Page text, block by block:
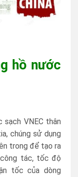
hồ nước
VNEC thân
chúng sử dụng
trong để tạo ra
tác, tốc độ
tốc của dòng